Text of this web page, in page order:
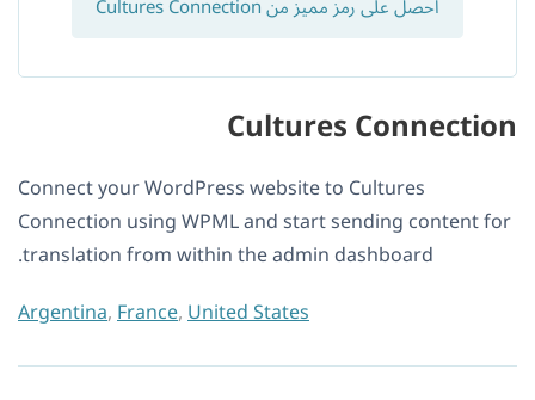
Cultures Connection
Connect your WordPress website to Cultures
Connection using WPML and start sending content for
translation from within the admin dashboard.
Argentina,France,United States